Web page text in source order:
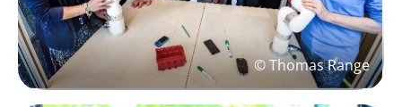
© Thomas Range